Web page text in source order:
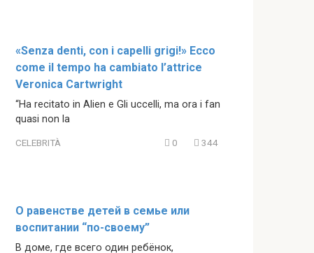
«Senza denti, con i capelli grigi!» Ecco
come il tempo ha cambiato l’attrice
Veronica Cartwright
“Ha recitato in Alien e Gli uccelli, ma ora i fan
quasi non la
CELEBRITÀ 0 344
О равенстве детей в семье или
воспитании “по-своему”
В доме, где всего один ребёнок,